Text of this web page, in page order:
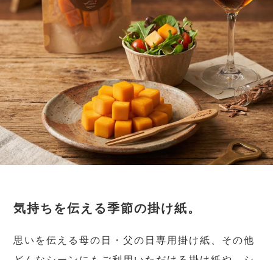
気持ちを伝える季節の掛け紙。
思いを伝える母の日・父の日専用掛け紙、その他